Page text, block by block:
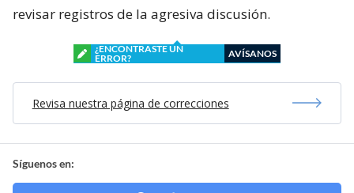
revisar registros de la agresiva discusión.
¿ENCONTRASTE UN
ERROR?
AVÍSANOS
Revisa nuestra página de correcciones
Síguenos en: